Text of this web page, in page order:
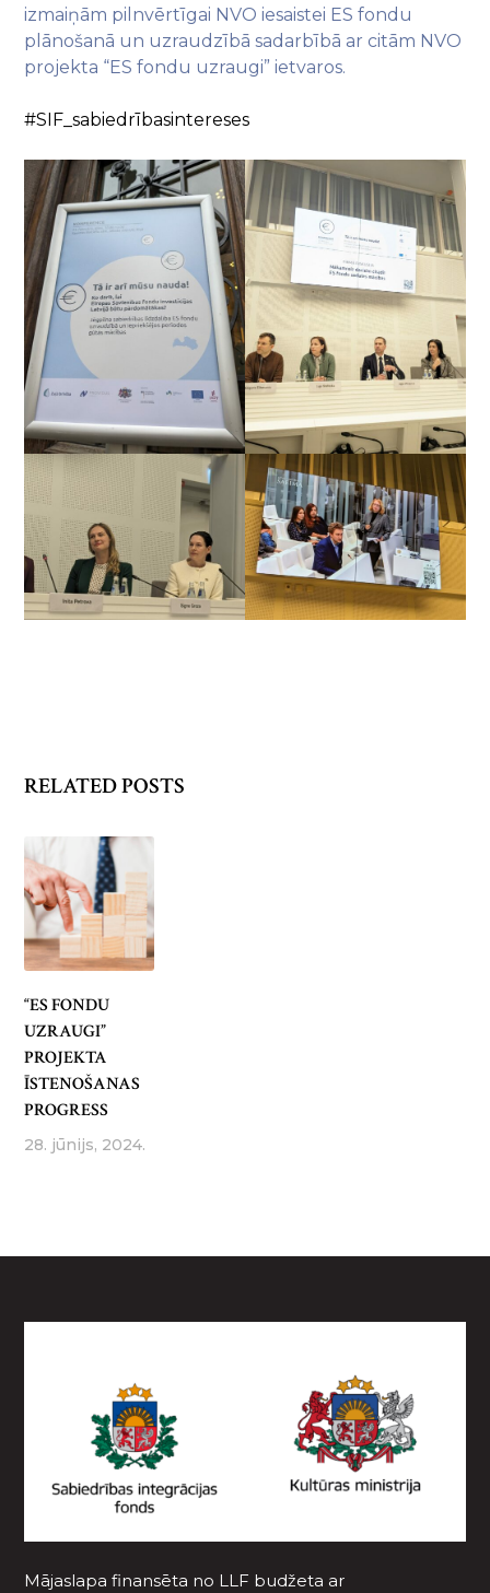
izmaiņām pilnvērtīgai NVO iesaistei ES fondu
plānošanā un uzraudzībā sadarbībā ar citām NVO
projekta “ES fondu uzraugi” ietvaros.
#SIF_sabiedrībasintereses
RELATED POSTS
“ES FONDU
UZRAUGI”
PROJEKTA
ĪSTENOŠANAS
PROGRESS
28. jūnijs, 2024.
Mājaslapa finansēta no LLF budžeta ar